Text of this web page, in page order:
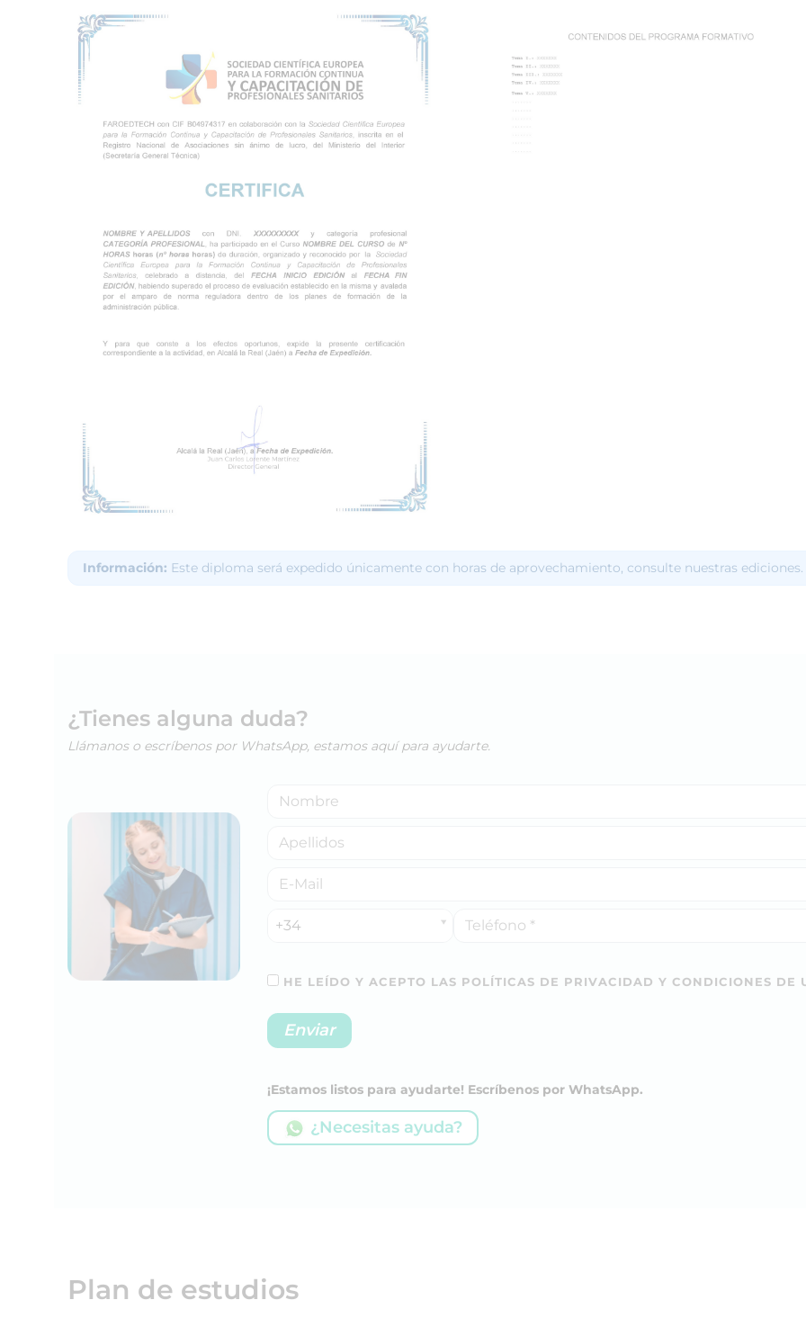
Información: Este diploma será expedido únicamente con horas de aprovechamiento, consulte nuestras ediciones.
¿Tienes alguna duda?
Llámanos o escríbenos por WhatsApp, estamos aquí para ayudarte.
+34
HE LEÍDO Y ACEPTO LAS POLÍTICAS DE PRIVACIDAD Y CONDICIONES DE
¡Estamos listos para ayudarte! Escríbenos por WhatsApp.
¿Necesitas ayuda?
Plan de estudios